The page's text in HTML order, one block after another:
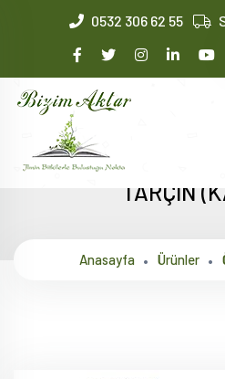
0532 306 62 55
TARÇIN
Anasayfa Ürünler